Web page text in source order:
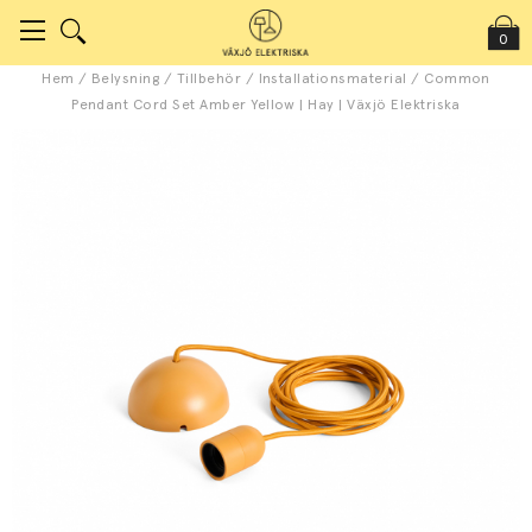
0
Hem / Belysning / Tillbehör / Installationsmaterial / Common
Pendant Cord Set Amber Yellow | Hay | Växjö Elektriska